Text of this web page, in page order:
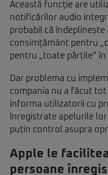
Această funcție are
notificărilor audio
probabil că
consimțământ pentru
pentru „toate părțile” în
Dar problema cu
compania nu a făcut
informa utilizatorii cu
înregistrate apelurile
puțin control asupra
Apple le
persoane